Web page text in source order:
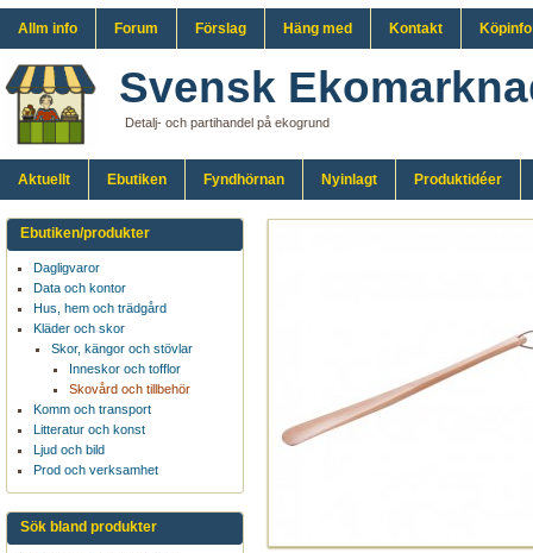
Allm info Forum Förslag Häng med Kontakt Köpinfo
Svensk
Detalj- och partihandel på ekogrund
Aktuellt Ebutiken Fyndhörnan Nyinlagt Produktidéer
Ebutiken/produkter
Dagligvaror
Data och kontor
Hus, hem och trädgård
Kläder och skor
Skor, kängor och stövlar
Inneskor och tofflor
Skovård och tillbehör
Komm och transport
Litteratur och konst
Ljud och bild
Prod och verksamhet
Sök bland produkter